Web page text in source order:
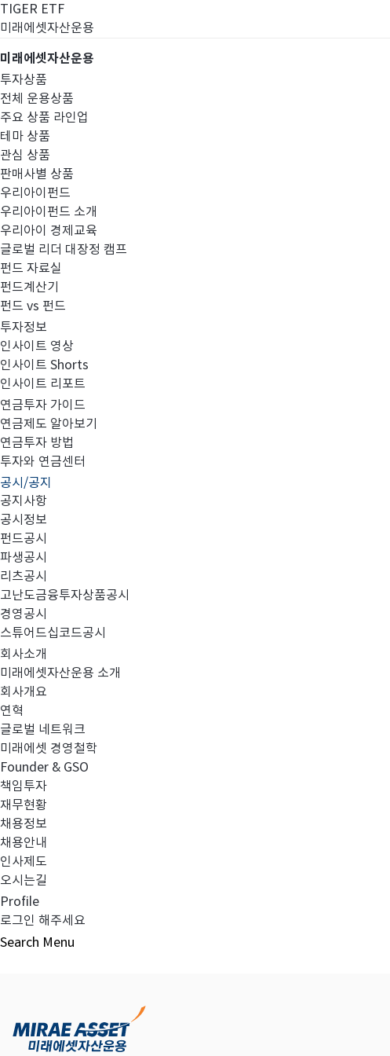
TIGER ETF
미래에셋자산운용
미래에셋자산운용
투자상품
전체 운용상품
주요 상품 라인업
테마 상품
관심 상품
판매사별 상품
우리아이펀드
우리아이펀드 소개
우리아이 경제교육
글로벌 리더 대장정 캠프
펀드 자료실
펀드계산기
펀드 vs 펀드
투자정보
인사이트 영상
인사이트 Shorts
인사이트 리포트
연금투자 가이드
연금제도 알아보기
연금투자 방법
투자와 연금센터
공시/공지
공지사항
공시정보
펀드공시
파생공시
리츠공시
고난도금융투자상품공시
경영공시
스튜어드십코드공시
회사소개
미래에셋자산운용 소개
회사개요
연혁
글로벌 네트워크
미래에셋 경영철학
Founder & GSO
책임투자
재무현황
채용정보
채용안내
인사제도
오시는길
Profile
로그인 해주세요
Search Menu
고난도금융투자상품
고난도금융투자상품_공시_20240809
이전글
다음글
목록보기